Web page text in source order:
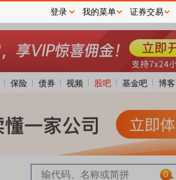
保险 债券 视频 股吧 基金吧 博客
0
登录 我的菜单 证券交易